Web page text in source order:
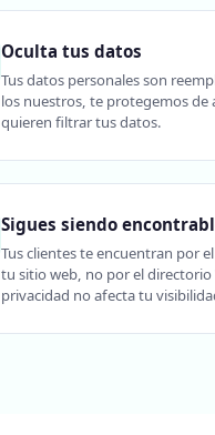
Oculta tus datos
Tus datos personales son
los nuestros, te protegemos de
quieren filtrar tus datos.
Sigues siendo
Tus clientes te encuentran por
tu sitio web, no por el directorio
privacidad no afecta tu